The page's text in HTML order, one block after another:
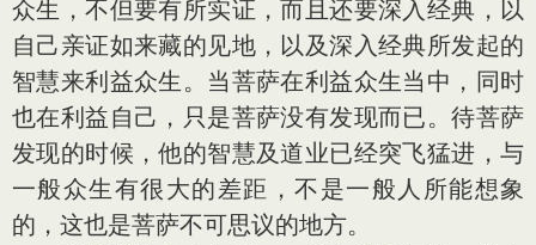
众生，不但要有所实证，而且还要深入经典，以
自己亲证如来藏的见地，以及深入经典所发起的
智慧来利益众生。当菩萨在利益众生当中，同时
也在利益自己，只是菩萨没有发现而已。待菩萨
发现的时候，他的智慧及道业已经突飞猛进，与
一般众生有很大的差距，不是一般人所能想象
的，这也是菩萨不可思议的地方。